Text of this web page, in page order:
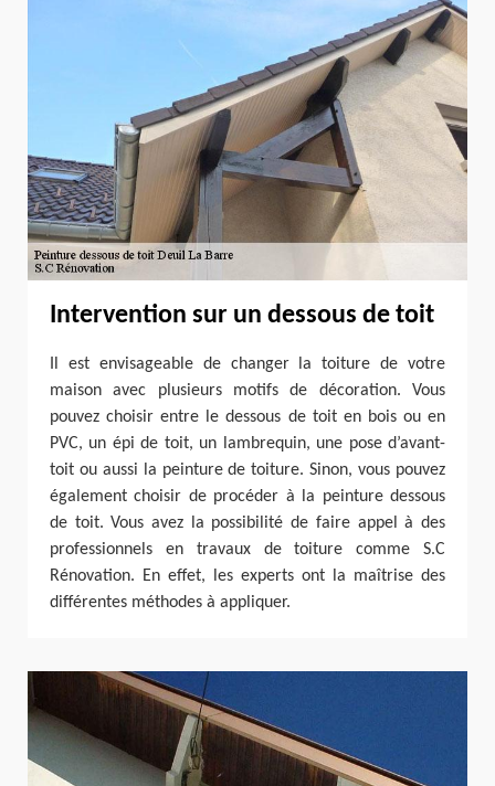
Intervention sur un dessous de toit
Il est envisageable de changer la toiture de votre
maison avec plusieurs motifs de décoration. Vous
pouvez choisir entre le dessous de toit en bois ou en
PVC, un épi de toit, un lambrequin, une pose d’avant-
toit ou aussi la peinture de toiture. Sinon, vous pouvez
également choisir de procéder à la peinture dessous
de toit. Vous avez la possibilité de faire appel à des
professionnels en travaux de toiture comme S.C
Rénovation. En effet, les experts ont la maîtrise des
différentes méthodes à appliquer.